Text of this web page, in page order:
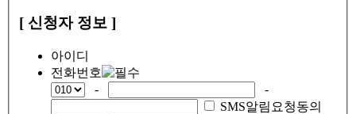
[ 신청자 정보 ]
아이디
전화번호
-
-
SMS알림요청동의